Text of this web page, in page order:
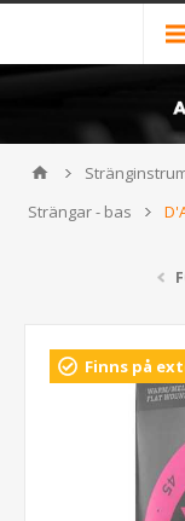
Strängar - bas
Finns på